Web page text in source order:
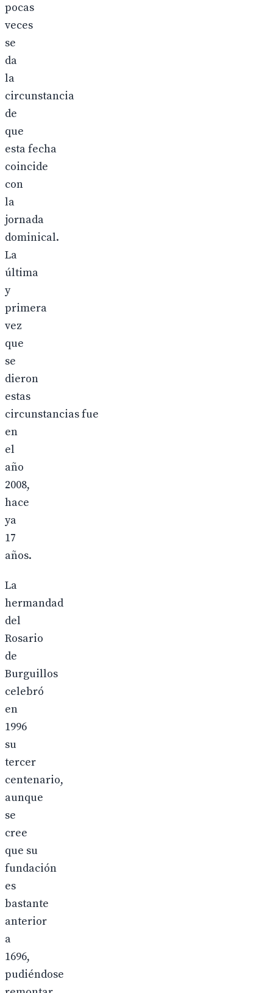
pocas
veces
se
da
la
circunstancia
de
que
esta fecha
coincide
con
la
jornada
dominical.
La
última
y
primera
vez
que
se
dieron
estas
circunstancias fue
en
el
año
2008,
hace
ya
17
años.
La
hermandad
del
Rosario
de
Burguillos
celebró
en
1996
su
tercer
centenario,
aunque
se
cree
que su
fundación
es
bastante
anterior
a
1696,
pudiéndose